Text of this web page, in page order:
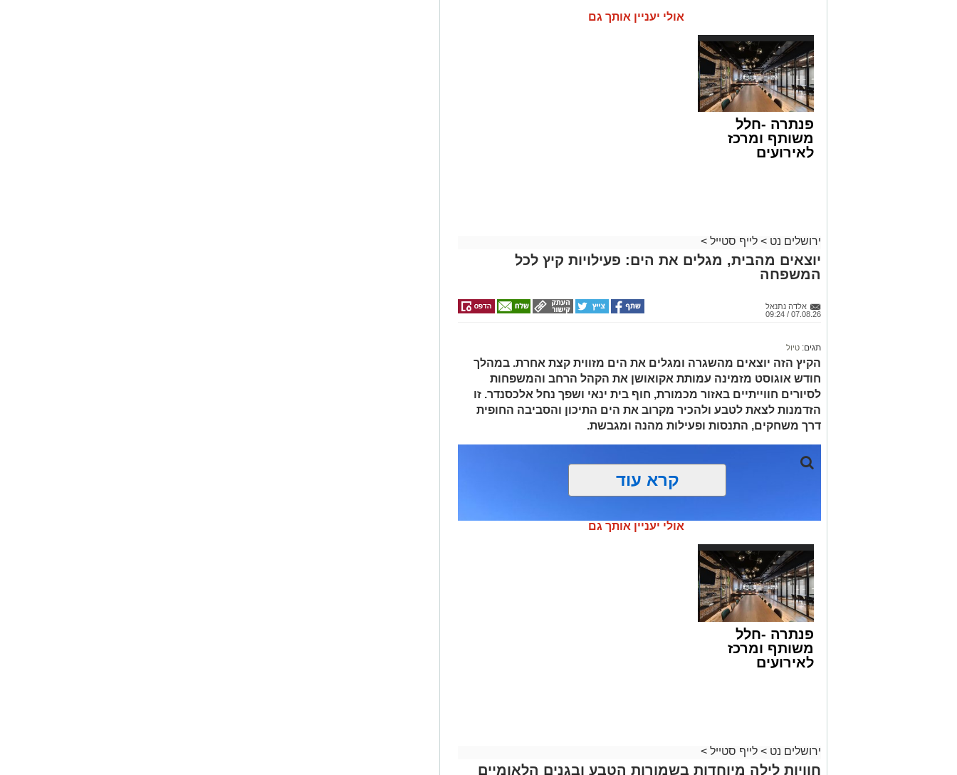
אולי יעניין אותך גם
פנתרה -חלל
משותף ומרכז
לאירועים
ירושלים נט > לייף סטייל >
יוצאים מהבית, מגלים את הים: פעילויות קיץ לכל
המשפחה
אלדה נתנאל
07.08.26 / 09:24
תגים: טיול
הקיץ הזה יוצאים מהשגרה ומגלים את הים מזווית קצת אחרת. במהלך
חודש אוגוסט מזמינה עמותת אקואושן את הקהל הרחב והמשפחות
לסיורים חווייתיים באזור מכמורת, חוף בית ינאי ושפך נחל אלכסנדר. זו
הזדמנות לצאת לטבע ולהכיר מקרוב את הים התיכון והסביבה החופית
דרך משחקים, התנסות ופעילות מהנה ומגבשת.
במהלך הפעילות יכירו המשתתפים את הטבע הייחודי של אזור שפך נחל אלכסנדר,
את בעלי החיים והצמחים המאפיינים אותו ואת המערכת האקולוגית המקומית.
קרא עוד
אולי יעניין אותך גם
פנתרה -חלל
משותף ומרכז
לאירועים
ירושלים נט > לייף סטייל >
חוויות לילה מיוחדות בשמורות הטבע ובגנים הלאומיים